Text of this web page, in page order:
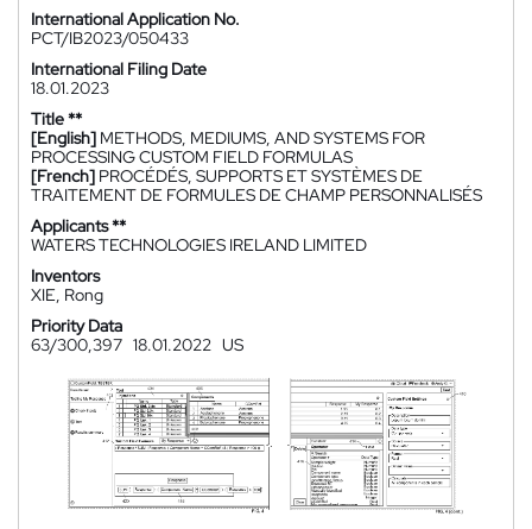
International Application No.
PCT/IB2023/050433
International Filing Date
18.01.2023
Title **
[English] METHODS, MEDIUMS, AND SYSTEMS FOR
PROCESSING CUSTOM FIELD FORMULAS
[French] PROCÉDÉS, SUPPORTS ET SYSTÈMES DE
TRAITEMENT DE FORMULES DE CHAMP PERSONNALISÉS
Applicants **
WATERS TECHNOLOGIES IRELAND LIMITED
Inventors
XIE, Rong
Priority Data
63/300,397 18.01.2022 US